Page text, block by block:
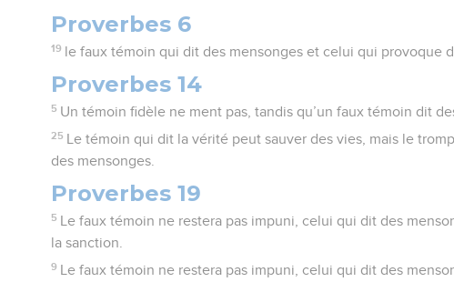
Proverbes 6
19 le faux témoin qui dit des mensonges et celui qui provoque
Proverbes 14
5 Un témoin fidèle ne ment pas, tandis qu’un faux témoin dit
25
Le témoin qui dit la vérité peut sauver des vies, mais le
des mensonges.
Proverbes 19
5
Le faux témoin ne restera pas impuni, celui qui dit des
la sanction.
9 Le faux témoin ne restera pas impuni, celui qui dit des